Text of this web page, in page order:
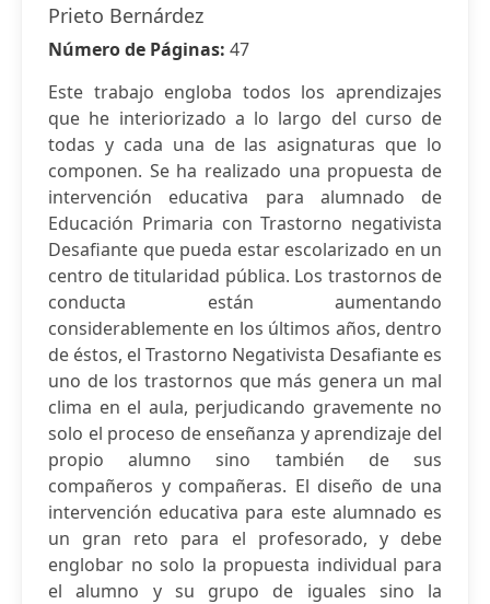
Prieto Bernárdez
Número de Páginas: 47
Este trabajo engloba todos los aprendizajes
que he interiorizado a lo largo del curso de
todas y cada una de las asignaturas que lo
componen. Se ha realizado una propuesta de
intervención educativa para alumnado de
Educación Primaria con Trastorno negativista
Desafiante que pueda estar escolarizado en un
centro de titularidad pública. Los trastornos de
conducta están aumentando
considerablemente en los últimos años, dentro
de éstos, el Trastorno Negativista Desafiante es
uno de los trastornos que más genera un mal
clima en el aula, perjudicando gravemente no
solo el proceso de enseñanza y aprendizaje del
propio alumno sino también de sus
compañeros y compañeras. El diseño de una
intervención educativa para este alumnado es
un gran reto para el profesorado, y debe
englobar no solo la propuesta individual para
el alumno y su grupo de iguales sino la